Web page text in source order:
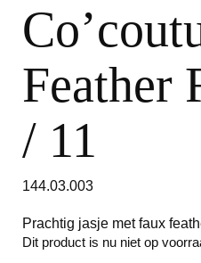
Feather
/ 11
144.03.003
Prachtig jasje met faux
Dit product is nu niet op